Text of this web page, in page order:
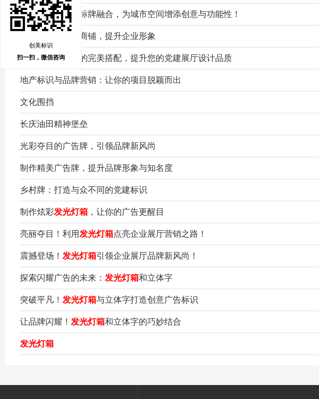
精神堡垒与标识标牌融合，为城市空间增添创意与功能性！
卡布灯箱，点亮商铺，提升企业形象
灯箱与标识标牌的完美搭配，提升您的党建展厅设计品质
地产标识与品牌营销：让你的项目脱颖而出
文化围挡
长庆油田精神堡垒
光彩夺目的广告牌，引领品牌新风尚
制作精美广告牌，提升品牌形象与知名度
乡村牌：打造与众不同的党建标识
制作炫彩发光灯箱 ，让你的广告更醒目
亮丽夺目！利用发光灯箱点亮企业展厅营销之路！
震撼登场！ 发光灯箱引领企业展厅品牌新风尚！
探索闪耀广告的未来： 发光灯箱和立体字
突破平凡！ 发光灯箱与立体字打造创意广告标识
让品牌闪耀！ 发光灯箱和立体字的巧妙结合
发光灯箱
创美标识
扫一扫，微信咨询